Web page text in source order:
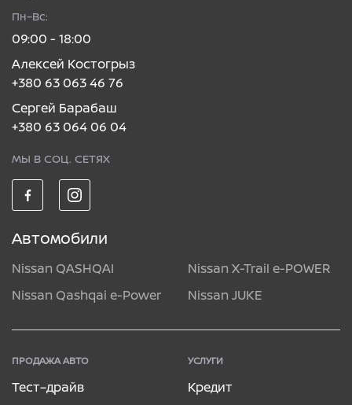
Пн–Вc:
09:00 - 18:00
Алексей Костогрыз
+380 63 063 46 76
Сергей Барабаш
+380 63 064 06 04
МЫ В СОЦ. СЕТЯХ
Автомобили
Nissan QASHQAI
Nissan X-Trail e-POWER
Nissan Qashqai e-Power
Nissan JUKE
ПРОДАЖА АВТО
Тест–драйв
УСЛУГИ
Кредит